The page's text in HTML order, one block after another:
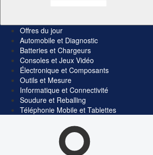
Offres du jour
Automobile et Diagnostic
Batteries et Chargeurs
Consoles et Jeux Vidéo
Électronique et Composants
Outils et Mesure
Informatique et Connectivité
Soudure et Reballing
Téléphonie Mobile et Tablettes